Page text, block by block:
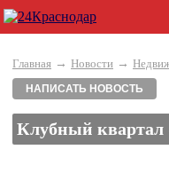
Главная → Новости →
НАПИСАТЬ НОВОСТЬ
Клубный